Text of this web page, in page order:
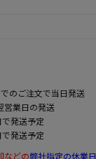
のご注文で当日発送
営業日の発送
で発送予定
で発送予定
などの弊社指定の休業日